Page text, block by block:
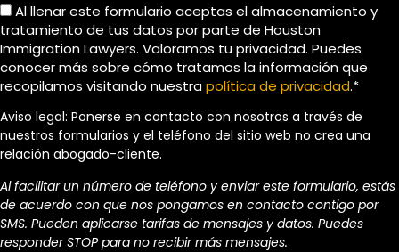
Al llenar este formulario aceptas el almacenamiento y
tratamiento de tus datos por parte de Houston
Immigration Lawyers. Valoramos tu privacidad. Puedes
conocer más sobre cómo tratamos la información que
recopilamos visitando nuestrapolítica de privacidad.*
Aviso legal: Ponerse en contacto con nosotros a través de
nuestros formularios y el teléfono del sitio web no crea una
relación abogado-cliente.
Al facilitar un número de teléfono y enviar este formulario, estás
de acuerdo con que nos pongamos en contacto contigo por
SMS. Pueden aplicarse tarifas de mensajes y datos. Puedes
responder STOP para no recibir más mensajes.